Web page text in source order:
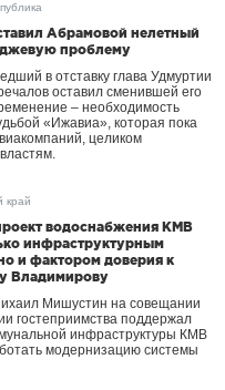
Абрамовой нелетный
проблему
в отставку глава Удмуртии
оставил сменившей его
– необходимость
«Ижавиа», которая пока
целиком
край
водоснабжения КМВ
инфраструктурным
и фактором доверия к
Владимирову
Мишустин на совещании
гостеприимства поддержал
инфраструктуры КМВ
модернизацию системы